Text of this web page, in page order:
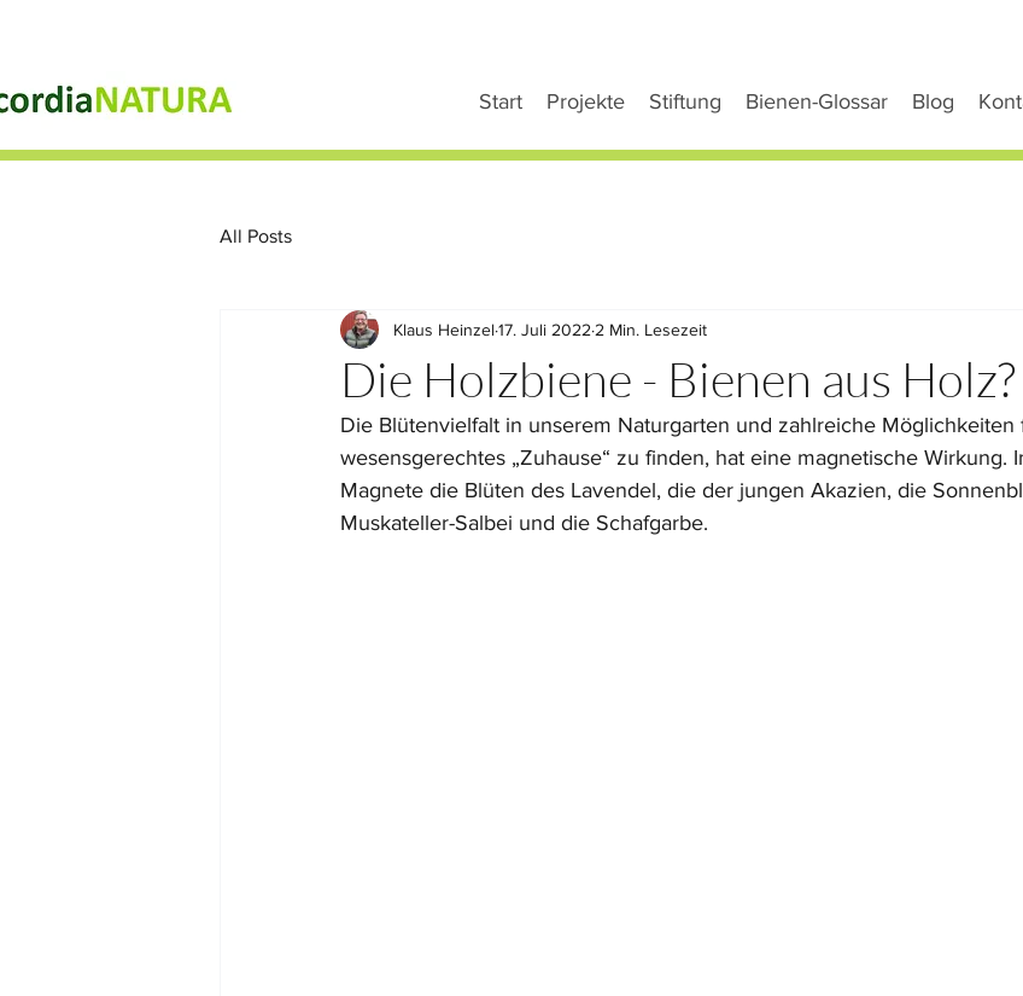
Start Projekte Stiftung Bienen-Glossar Blog
All Posts
Die Holzbiene - Bienen aus
Klaus Heinzel 17. Juli 2022 2 Min. Lesezeit
Die Blütenvielfalt in unserem Naturgarten und zahlreiche Möglichkeiten
wesensgerechtes „Zuhause“ zu finden, hat eine magnetische Wirkung.
Magnete die Blüten des Lavendel, die der jungen Akazien, die
Muskateller-Salbei und die Schafgarbe.